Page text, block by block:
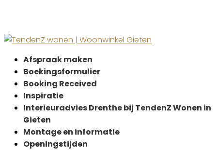
Afspraak maken
Boekingsformulier
Booking Received
Inspiratie
Interieuradvies Drenthe bij TendenZ Wonen in
Gieten
Montage en informatie
Openingstijden